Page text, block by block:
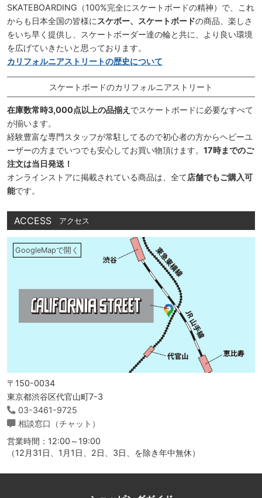
SKATEBOARDING（100%完全にスケートボードの精神）で、これ
からも日本全国の皆様に スケボー、スケートボードの商品、楽しさ
をいち早く提供し、スケートボーダー達の輪と共に、より良い環境
を広げていきたいと思っております。
カリフォルニアストリートの歴史について
スケートボードのカリフォルニアストリート
在庫数常時3,000点以上の品揃え でスケートボードに必要なすべて
が揃います。
経験豊富な専門スタッフが常駐してるので初心者の方からヘビーユ
ーザーの方までいつでも安心してお買い物頂けます。 17時までのご
注文は当日発送！
オンラインストアに掲載されている商品は、全て店舗でもご購入可
能です。
ACCESS アクセス
GoogleMapで開く
〒150-0034
東京都渋谷区代官山町7-3
03-3461-9725
相談窓口（チャット）
営業時間：12:00～19:00
（12月31日、1月1日、2日、3日、を除き年中無休）